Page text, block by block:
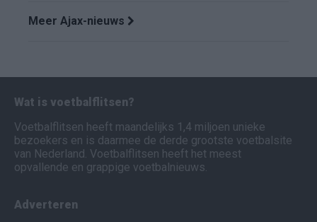
Meer Ajax-nieuws
Wat is voetbalflitsen?
Voetbalflitsen heeft maandelijks 1,4 miljoen unieke
bezoekers en is daarmee de derde grootste voetbalsite
van Nederland. Voetbalflitsen heeft het meest
opvallende en grappige voetbalnieuws.
Adverteren